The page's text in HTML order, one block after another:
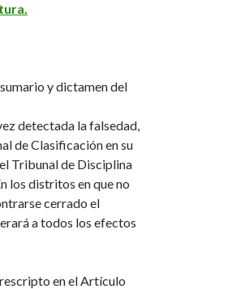
y dictamen del
detectada la falsedad,
de Clasificación en su
Tribunal de Disciplina
los distritos en que no
cerrado el
a todos los efectos
en el Artículo